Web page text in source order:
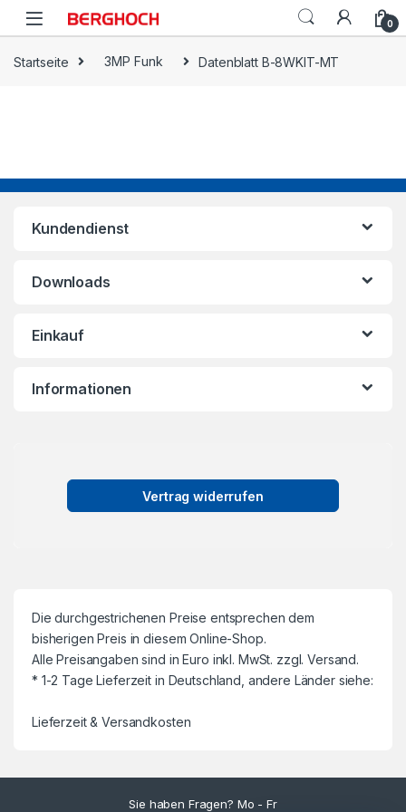
0
Startseite 3MP Funk Datenblatt B-8WKIT-MT
Kundendienst
Downloads
Einkauf
Informationen
Vertrag widerrufen
Die durchgestrichenen Preise entsprechen dem
bisherigen Preis in diesem Online-Shop.
Alle Preisangaben sind in Euro inkl. MwSt. zzgl. Versand.
* 1-2 Tage Lieferzeit in Deutschland, andere Länder siehe:
Lieferzeit & Versandkosten
Sie haben Fragen? Mo - Fr